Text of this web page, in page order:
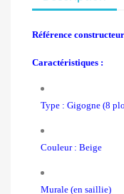
Référence
Caractéristiques :
Type : Gigogne (8
Couleur : Beige
Murale (en saillie)